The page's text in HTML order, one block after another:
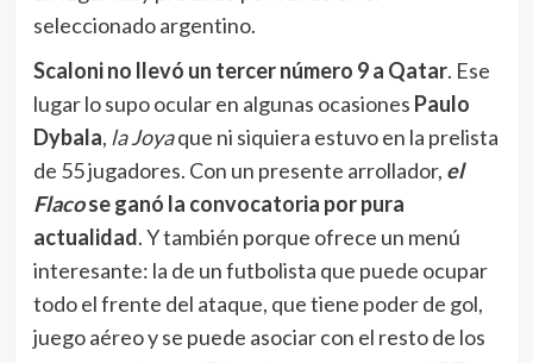
de 55 jugadores. Con un presente arrollador,
actualidad. Y también porque ofrece un menú
interesante: la de un futbolista que puede ocupar
todo el frente del ataque, que tiene poder de gol,
juego aéreo y se puede asociar con el resto de los
puntos y volantes. Dicen los que conocen al DT y
su cuerpo técnico que les encantó desde su
primera citación, que fue para la última fecha de
Eliminatorias (octubre 2025). Ahí fue suplente y
recién sumó sus primeros minutos en la Mayor